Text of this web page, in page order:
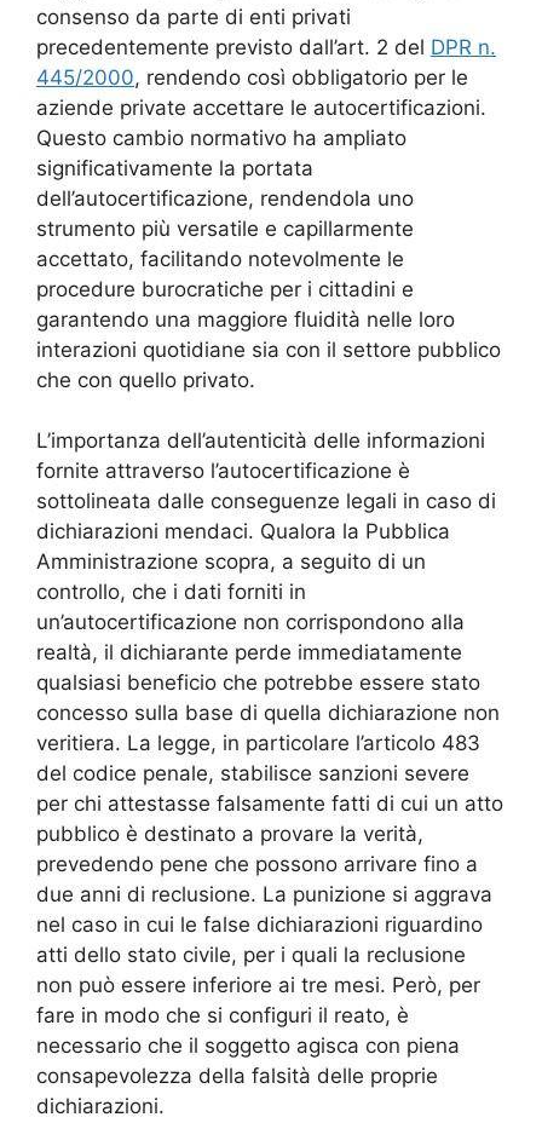
consenso da parte di enti privati
precedentemente previsto dall’art. 2 del DPR n.
445/2000, rendendo così obbligatorio per le
aziende private accettare le autocertificazioni.
Questo cambio normativo ha ampliato
significativamente la portata
dell’autocertificazione, rendendola uno
strumento più versatile e capillarmente
accettato, facilitando notevolmente le
procedure burocratiche per i cittadini e
garantendo una maggiore fluidità nelle loro
interazioni quotidiane sia con il settore pubblico
che con quello privato.
L’importanza dell’autenticità delle informazioni
fornite attraverso l’autocertificazione è
sottolineata dalle conseguenze legali in caso di
dichiarazioni mendaci. Qualora la Pubblica
Amministrazione scopra, a seguito di un
controllo, che i dati forniti in
un’autocertificazione non corrispondono alla
realtà, il dichiarante perde immediatamente
qualsiasi beneficio che potrebbe essere stato
concesso sulla base di quella dichiarazione non
veritiera. La legge, in particolare l’articolo 483
del codice penale, stabilisce sanzioni severe
per chi attestasse falsamente fatti di cui un atto
pubblico è destinato a provare la verità,
prevedendo pene che possono arrivare fino a
due anni di reclusione. La punizione si aggrava
nel caso in cui le false dichiarazioni riguardino
atti dello stato civile, per i quali la reclusione
non può essere inferiore ai tre mesi. Però, per
fare in modo che si configuri il reato, è
necessario che il soggetto agisca con piena
consapevolezza della falsità delle proprie
dichiarazioni.